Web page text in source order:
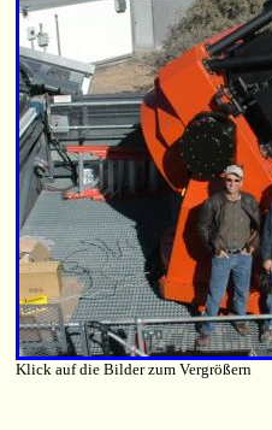
Klick auf die Bilder zum Vergrößern